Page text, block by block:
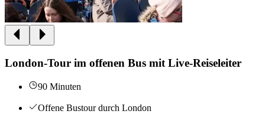
London-Tour im offenen Bus mit Live-Reiseleiter
90 Minuten
Offene Bustour durch London